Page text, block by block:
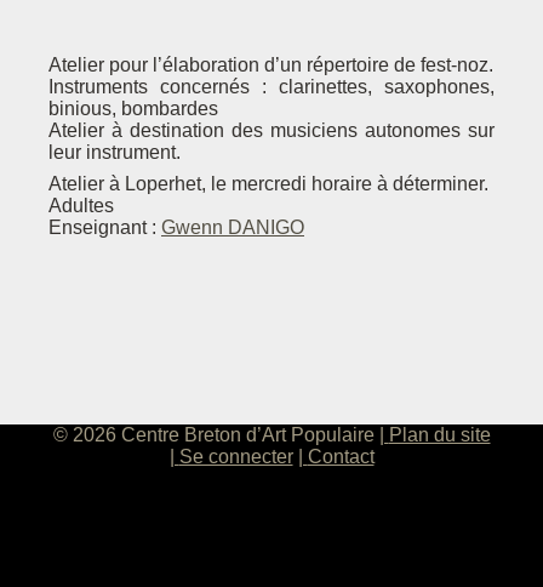
Atelier pour l’élaboration d’un répertoire de fest-noz.
Instruments concernés : clarinettes, saxophones,
binious, bombardes
Atelier à destination des musiciens autonomes sur
leur instrument.
Atelier à Loperhet, le mercredi horaire à déterminer.
Adultes
Enseignant : Gwenn DANIGO
© 2026 Centre Breton d’Art Populaire
Plan du site
Se connecter
Contact